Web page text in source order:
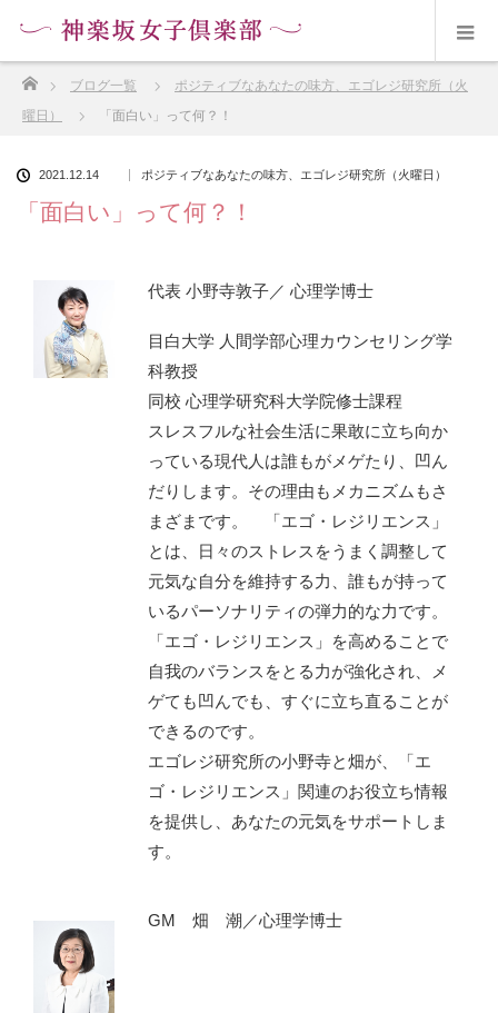
ブログ一覧
ポジティブなあなたの味方、エゴレジ研究所（火
曜日）
「面白い」って何？！
2021.12.14 ポジティブなあなたの味方、エゴレジ研究所（火曜日）
「面白い」って何？！
代表 小野寺敦子／ 心理学博士
目白大学 人間学部心理カウンセリング学
科教授
同校 心理学研究科大学院修士課程
スレスフルな社会生活に果敢に立ち向か
っている現代人は誰もがメゲたり、凹ん
だりします。その理由もメカニズムもさ
まざまです。 「エゴ・レジリエンス」
とは、日々のストレスをうまく調整して
元気な自分を維持する力、誰もが持って
いるパーソナリティの弾力的な力です。
「エゴ・レジリエンス」を高めることで
自我のバランスをとる力が強化され、メ
ゲても凹んでも、すぐに立ち直ることが
できるのです。
エゴレジ研究所の小野寺と畑が、「エ
ゴ・レジリエンス」関連のお役立ち情報
を提供し、あなたの元気をサポートしま
す。
GM 畑 潮／心理学博士